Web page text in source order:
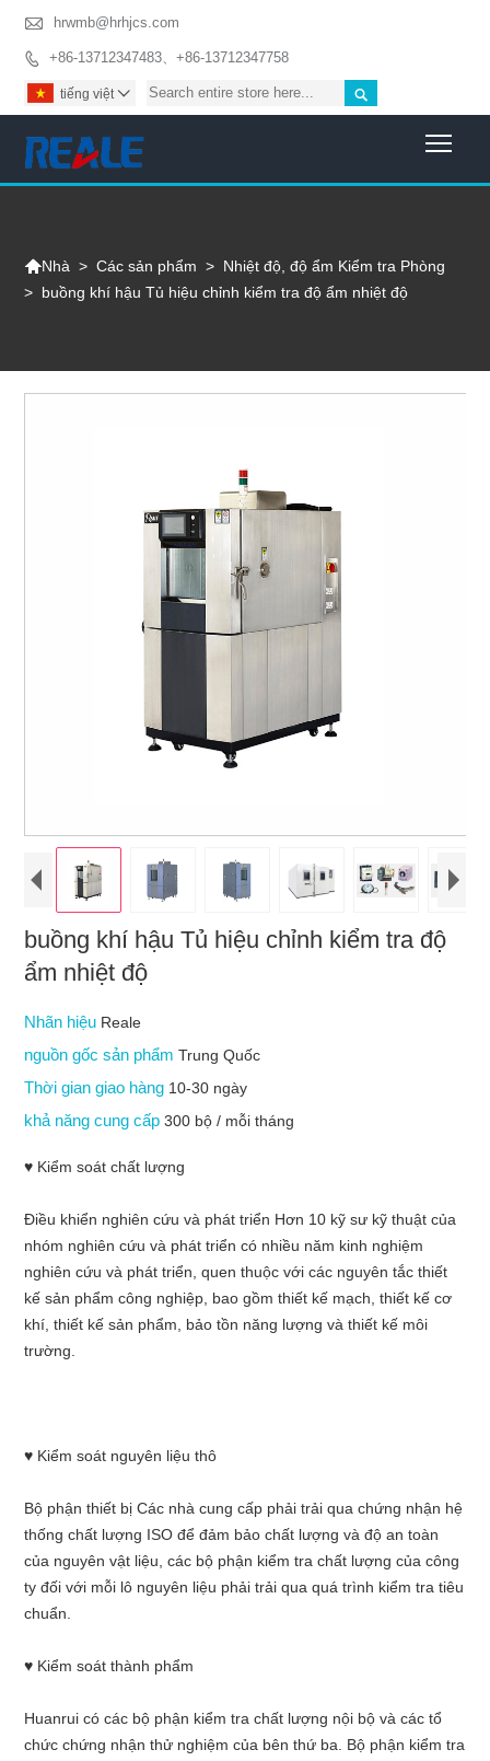
 hrwmb@hrhjcs.com
 +86-13712347483、+86-13712347758

tiếng việt 
Nhà > Các sản phẩm > Nhiệt độ, độ ẩm Kiểm tra Phòng
> buồng khí hậu Tủ hiệu chỉnh kiểm tra độ ẩm nhiệt độ
buồng khí hậu Tủ hiệu chỉnh kiểm tra độ
ẩm nhiệt độ
Nhãn hiệu Reale
nguồn gốc sản phẩmTrung Quốc
Thời gian giao hàng 10-30 ngày
khả năng cung cấp300 bộ / mỗi tháng
♥ Kiểm soát chất lượng
Điều khiển nghiên cứu và phát triển Hơn 10 kỹ sư kỹ thuật của
nhóm nghiên cứu và phát triển có nhiều năm kinh nghiệm
nghiên cứu và phát triển, quen thuộc với các nguyên tắc thiết
kế sản phẩm công nghiệp, bao gồm thiết kế mạch, thiết kế cơ
khí, thiết kế sản phẩm, bảo tồn năng lượng và thiết kế môi
trường.
♥ Kiểm soát nguyên liệu thô
Bộ phận thiết bị Các nhà cung cấp phải trải qua chứng nhận hệ
thống chất lượng ISO để đảm bảo chất lượng và độ an toàn
của nguyên vật liệu, các bộ phận kiểm tra chất lượng của công
ty đối với mỗi lô nguyên liệu phải trải qua quá trình kiểm tra tiêu
chuẩn.
♥ Kiểm soát thành phẩm
Huanrui có các bộ phận kiểm tra chất lượng nội bộ và các tổ
chức chứng nhận thử nghiệm của bên thứ ba. Bộ phận kiểm tra